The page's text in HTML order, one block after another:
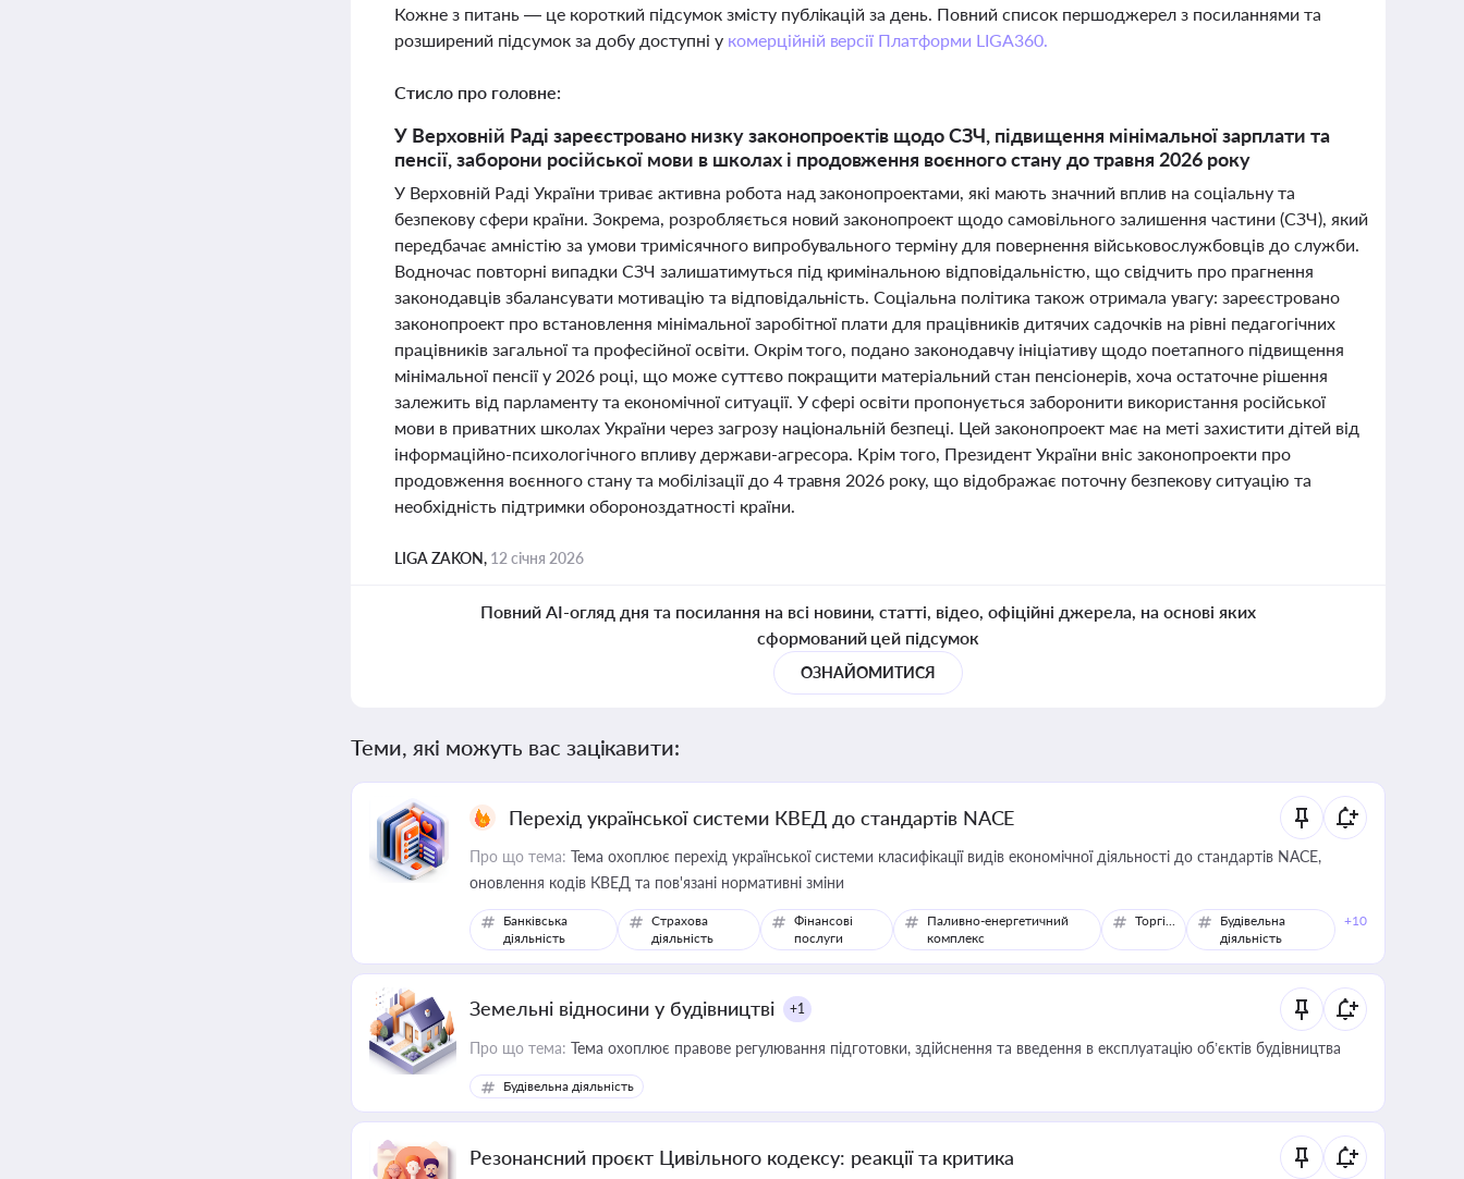
Кожне з питань — це короткий підсумок змісту публікацій за день. Повний список першоджерел з посиланнями та
розширений підсумок за добу доступні у комерційній версії Платформи LIGA360.
Стисло про головне:
У Верховній Раді зареєстровано низку законопроектів щодо СЗЧ, підвищення мінімальної зарплати та
пенсії, заборони російської мови в школах і продовження воєнного стану до травня 2026 року
У Верховній Раді України триває активна робота над законопроектами, які мають значний вплив на соціальну та
безпекову сфери країни. Зокрема, розробляється новий законопроект щодо самовільного залишення частини (СЗЧ), який
передбачає амністію за умови тримісячного випробувального терміну для повернення військовослужбовців до служби.
Водночас повторні випадки СЗЧ залишатимуться під кримінальною відповідальністю, що свідчить про прагнення
законодавців збалансувати мотивацію та відповідальність. Соціальна політика також отримала увагу: зареєстровано
законопроект про встановлення мінімальної заробітної плати для працівників дитячих садочків на рівні педагогічних
працівників загальної та професійної освіти. Окрім того, подано законодавчу ініціативу щодо поетапного підвищення
мінімальної пенсії у 2026 році, що може суттєво покращити матеріальний стан пенсіонерів, хоча остаточне рішення
залежить від парламенту та економічної ситуації. У сфері освіти пропонується заборонити використання російської
мови в приватних школах України через загрозу національній безпеці. Цей законопроект має на меті захистити дітей від
інформаційно-психологічного впливу держави-агресора. Крім того, Президент України вніс законопроекти про
продовження воєнного стану та мобілізації до 4 травня 2026 року, що відображає поточну безпекову ситуацію та
необхідність підтримки обороноздатності країни.
LIGA ZAKON, 12 січня 2026
Повний AI-огляд дня та посилання на всі новини, статті, відео, офіційні джерела, на основі яких
сформований цей підсумок
ОЗНАЙОМИТИСЯ
Теми, які можуть вас зацікавити:
Перехід української системи КВЕД до стандартів NACE
Про що тема: Тема охоплює перехід української системи класифікації видів економічної діяльності до стандартів NACE,
оновлення кодів КВЕД та пов'язані нормативні зміни
Банківська
діяльність
Страхова
діяльність
Фінансові
послуги
Паливно-енергетичний
комплекс
Торгівля
Будівельна
діяльність
+10
Земельні відносини у будівництві +1
Про що тема: Тема охоплює правове регулювання підготовки, здійснення та введення в експлуатацію об’єктів будівництва
Будівельна діяльність
Резонансний проєкт Цивільного кодексу: реакції та критика